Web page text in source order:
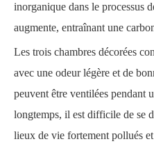
inorganique dans le processus
augmente, entraînant une
Les trois chambres décorées
avec une odeur légère et de
peuvent être ventilées pendant
longtemps, il est difficile de se
lieux de vie fortement pollués